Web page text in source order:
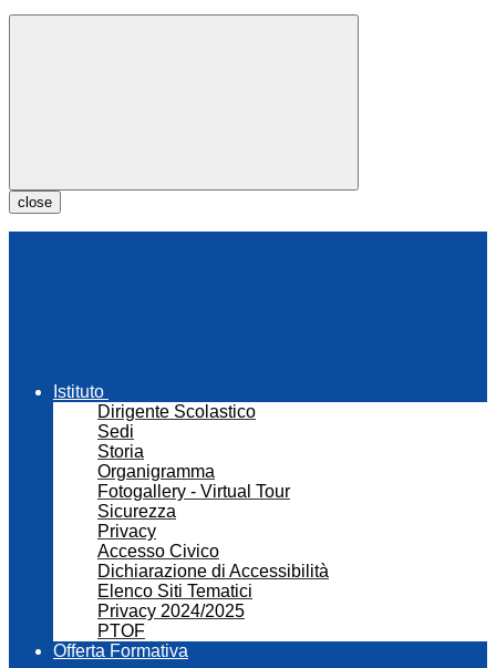
close
Istituto
Dirigente Scolastico
Sedi
Storia
Organigramma
Fotogallery - Virtual Tour
Sicurezza
Privacy
Accesso Civico
Dichiarazione di Accessibilità
Elenco Siti Tematici
Privacy 2024/2025
PTOF
Offerta Formativa